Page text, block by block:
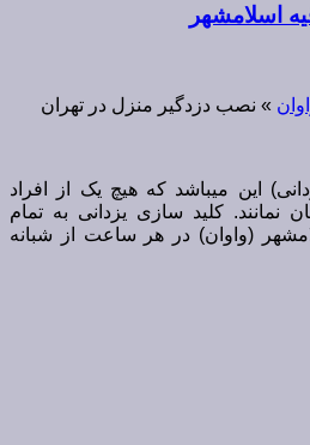
اسلامشهر
» نصب دزدگیر منزل در تهران
این میباشد که هیچ یک از افراد
کلید سازی یزدانی به تمام
(واوان) در هر ساعت از شبانه